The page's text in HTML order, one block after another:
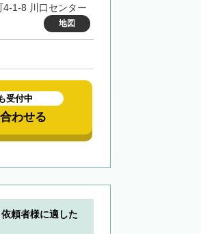
1-8 川口センター
地図
受付中
わせる
頼者様に適した